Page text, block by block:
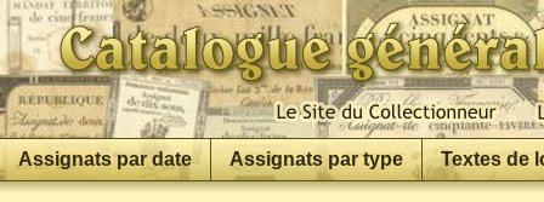
Assignats par date Assignats par type Textes de